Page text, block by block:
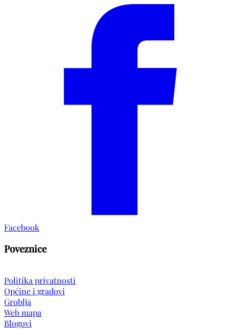
Facebook
Poveznice
Politika privatnosti
Općine i gradovi
Groblja
Web mapa
Blogovi